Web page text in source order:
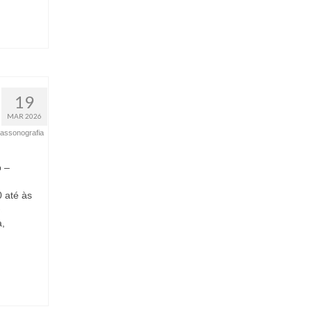
19
MAR 2026
–
até às